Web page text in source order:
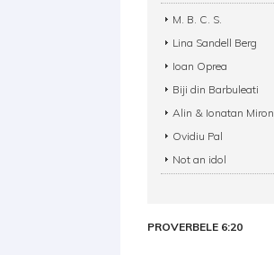
M. B. C. S.
Lina Sandell Berg
Ioan Oprea
Biji din Barbuleati
Alin & Ionatan Miron
Ovidiu Pal
Not an idol
PROVERBELE 6:20